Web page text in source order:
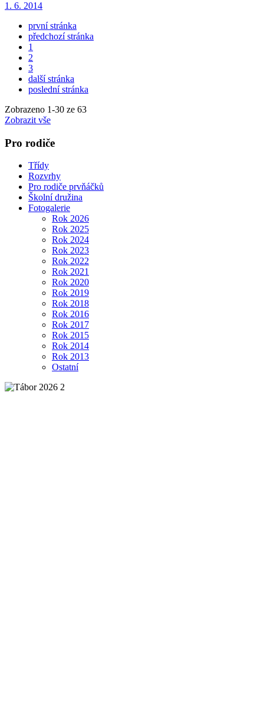
1. 6. 2014
první stránka
předchozí stránka
1
2
3
další stránka
poslední stránka
Zobrazeno 1-30 ze 63
Zobrazit vše
Pro rodiče
Třídy
Rozvrhy
Pro rodiče prvňáčků
Školní družina
Fotogalerie
Rok 2026
Rok 2025
Rok 2024
Rok 2023
Rok 2022
Rok 2021
Rok 2020
Rok 2019
Rok 2018
Rok 2016
Rok 2017
Rok 2015
Rok 2014
Rok 2013
Ostatní